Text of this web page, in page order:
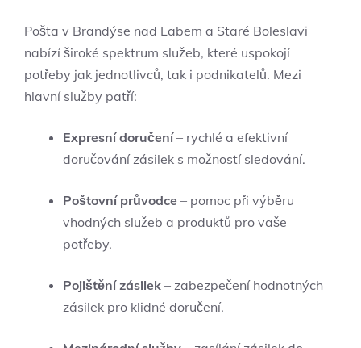
Pošta v Brandýse nad Labem a Staré Boleslavi
nabízí široké spektrum služeb, které uspokojí
potřeby jak jednotlivců, tak i podnikatelů. Mezi
hlavní služby patří:
Expresní doručení– rychlé a efektivní
doručování zásilek s možností sledování.
Poštovní průvodce – pomoc při výběru
vhodných služeb a produktů pro vaše
potřeby.
Pojištění zásilek – zabezpečení hodnotných
zásilek pro klidné doručení.